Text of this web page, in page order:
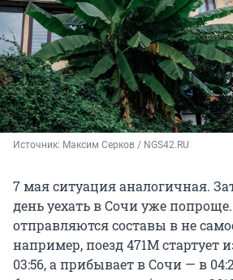
Источник: Максим Серков / NGS42.RU
7 мая ситуация аналогичная.
день уехать в Сочи уже
отправляются составы в не
например, поезд 471М стартует
03:56, а прибывает в Сочи — в